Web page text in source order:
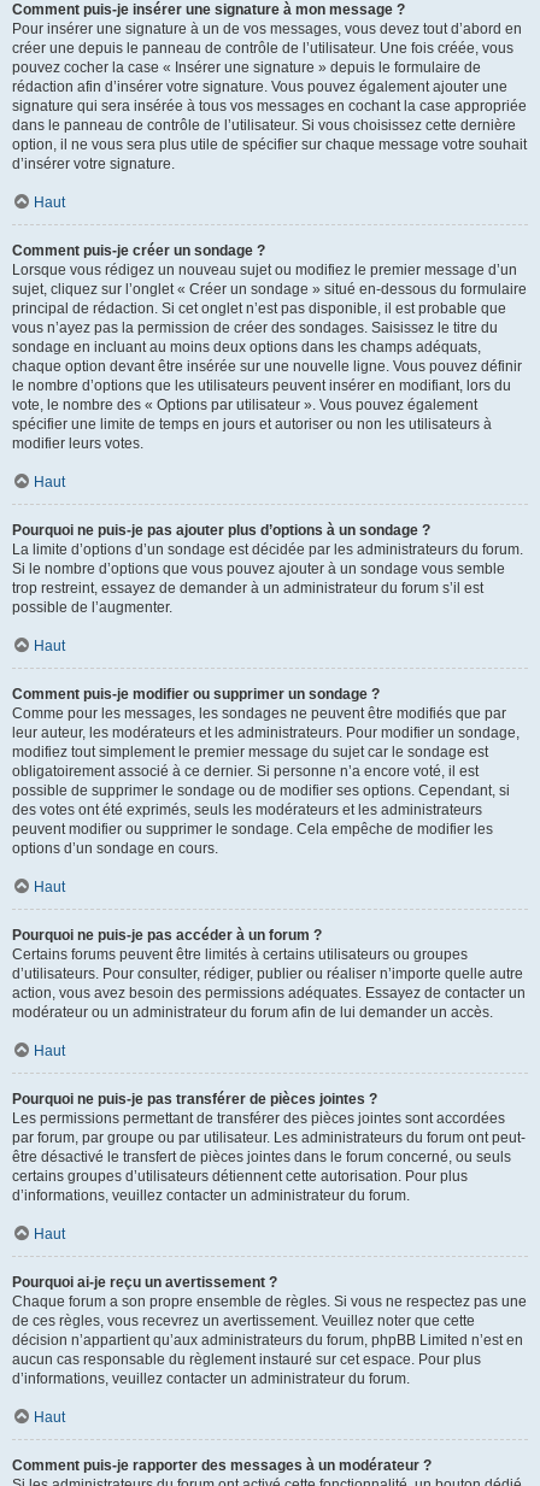
Comment puis-je insérer une signature à mon message ?
Pour insérer une signature à un de vos messages, vous devez tout d’abord en
créer une depuis le panneau de contrôle de l’utilisateur. Une fois créée, vous
pouvez cocher la case « Insérer une signature » depuis le formulaire de
rédaction afin d’insérer votre signature. Vous pouvez également ajouter une
signature qui sera insérée à tous vos messages en cochant la case appropriée
dans le panneau de contrôle de l’utilisateur. Si vous choisissez cette dernière
option, il ne vous sera plus utile de spécifier sur chaque message votre souhait
d’insérer votre signature.
Haut
Comment puis-je créer un sondage ?
Lorsque vous rédigez un nouveau sujet ou modifiez le premier message d’un
sujet, cliquez sur l’onglet « Créer un sondage » situé en-dessous du formulaire
principal de rédaction. Si cet onglet n’est pas disponible, il est probable que
vous n’ayez pas la permission de créer des sondages. Saisissez le titre du
sondage en incluant au moins deux options dans les champs adéquats,
chaque option devant être insérée sur une nouvelle ligne. Vous pouvez définir
le nombre d’options que les utilisateurs peuvent insérer en modifiant, lors du
vote, le nombre des « Options par utilisateur ». Vous pouvez également
spécifier une limite de temps en jours et autoriser ou non les utilisateurs à
modifier leurs votes.
Haut
Pourquoi ne puis-je pas ajouter plus d’options à un sondage ?
La limite d’options d’un sondage est décidée par les administrateurs du forum.
Si le nombre d’options que vous pouvez ajouter à un sondage vous semble
trop restreint, essayez de demander à un administrateur du forum s’il est
possible de l’augmenter.
Haut
Comment puis-je modifier ou supprimer un sondage ?
Comme pour les messages, les sondages ne peuvent être modifiés que par
leur auteur, les modérateurs et les administrateurs. Pour modifier un sondage,
modifiez tout simplement le premier message du sujet car le sondage est
obligatoirement associé à ce dernier. Si personne n’a encore voté, il est
possible de supprimer le sondage ou de modifier ses options. Cependant, si
des votes ont été exprimés, seuls les modérateurs et les administrateurs
peuvent modifier ou supprimer le sondage. Cela empêche de modifier les
options d’un sondage en cours.
Haut
Pourquoi ne puis-je pas accéder à un forum ?
Certains forums peuvent être limités à certains utilisateurs ou groupes
d’utilisateurs. Pour consulter, rédiger, publier ou réaliser n’importe quelle autre
action, vous avez besoin des permissions adéquates. Essayez de contacter un
modérateur ou un administrateur du forum afin de lui demander un accès.
Haut
Pourquoi ne puis-je pas transférer de pièces jointes ?
Les permissions permettant de transférer des pièces jointes sont accordées
par forum, par groupe ou par utilisateur. Les administrateurs du forum ont peut-
être désactivé le transfert de pièces jointes dans le forum concerné, ou seuls
certains groupes d’utilisateurs détiennent cette autorisation. Pour plus
d’informations, veuillez contacter un administrateur du forum.
Haut
Pourquoi ai-je reçu un avertissement ?
Chaque forum a son propre ensemble de règles. Si vous ne respectez pas une
de ces règles, vous recevrez un avertissement. Veuillez noter que cette
décision n’appartient qu’aux administrateurs du forum, phpBB Limited n’est en
aucun cas responsable du règlement instauré sur cet espace. Pour plus
d’informations, veuillez contacter un administrateur du forum.
Haut
Comment puis-je rapporter des messages à un modérateur ?